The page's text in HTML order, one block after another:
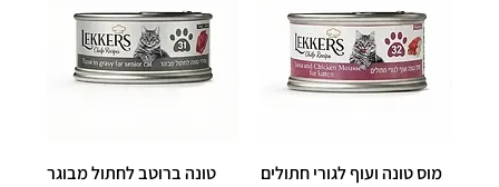
מוס טונה ועוף לגורי חתולים
טונה ברוטב לחתול מבוגר